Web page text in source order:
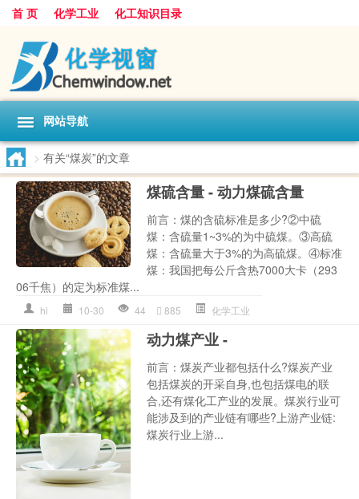
首 页 化学工业 化工知识目录
网站导航
> 有关“煤炭”的文章
煤硫含量 - 动力煤硫含量
前言：煤的含硫标准是多少?②中硫
煤：含硫量1~3%的为中硫煤。③高硫
煤：含硫量大于3%的为高硫煤。④标准
煤：我国把每公斤含热7000大卡（293
06千焦）的定为标准煤...
hl 10-30 44 885 化学工业
动力煤产业 -
前言：煤炭产业都包括什么?煤炭产业
包括煤炭的开采自身,也包括煤电的联
合,还有煤化工产业的发展。煤炭行业可
能涉及到的产业链有哪些?上游产业链:
煤炭行业上游...